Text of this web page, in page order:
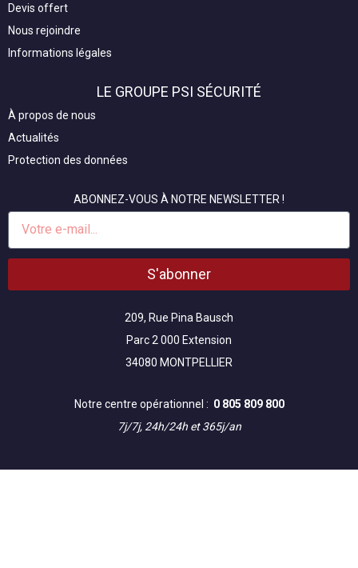
Devis offert
Nous rejoindre
Informations légales
LE GROUPE PSI SÉCURITÉ
À propos de nous
Actualités
Protection des données
ABONNEZ-VOUS À NOTRE NEWSLETTER !
E-
mail
S'abonner
209, Rue Pina Bausch
Parc 2 000 Extension
34080 MONTPELLIER
Notre centre opérationnel : 0 805 809 800
7j/7j, 24h/24h et 365j/an